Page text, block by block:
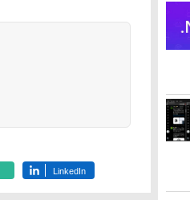
LinkedIn